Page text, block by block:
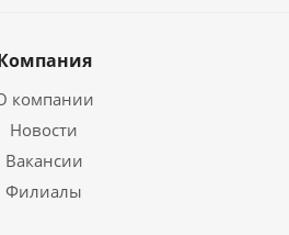
компании
Новости
Вакансии
Филиалы